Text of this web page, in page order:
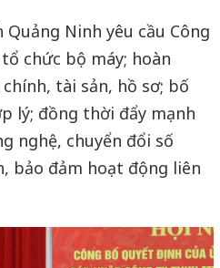
Quảng Ninh yêu cầu Công
chức bộ máy; hoàn
tài sản, hồ sơ; bố
lý; đồng thời đẩy mạnh
nghệ, chuyển đổi số
bảo đảm hoạt động liên